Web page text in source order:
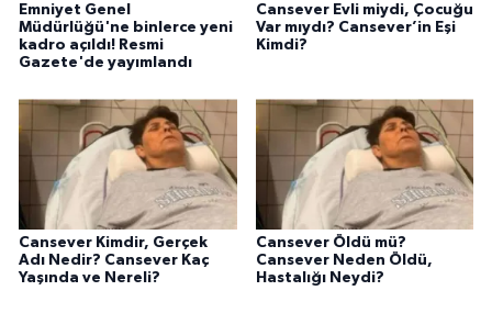
Emniyet Genel
Müdürlüğü'ne binlerce yeni
kadro açıldı! Resmi
Gazete'de yayımlandı
Cansever Evli miydi, Çocuğu
Var mıydı? Cansever’in Eşi
Kimdi?
Cansever Kimdir, Gerçek
Adı Nedir? Cansever Kaç
Yaşında ve Nereli?
Cansever Öldü mü?
Cansever Neden Öldü,
Hastalığı Neydi?